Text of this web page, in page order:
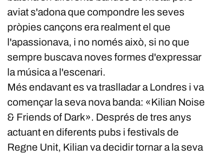
aviat s'adona que compondre les seves
pròpies cançons era realment el que
l'apassionava, i no només això, si no que
sempre buscava noves formes d'expressar
la música a l'escenari.
Més endavant es va traslladar a Londres i va
començar la seva nova banda: «Kilian Noise
& Friends of Dark». Després de tres anys
actuant en diferents pubs i festivals de
Regne Unit, Kilian va decidir tornar a la seva